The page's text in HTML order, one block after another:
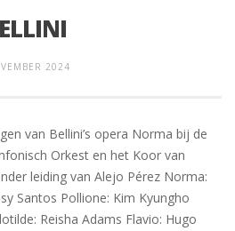
2024
van Bellini’s opera Norma bij de
Orkest en het Koor van
leiding van Alejo Pérez Norma:
Santos Pollione: Kim Kyungho
Reisha Adams Flavio: Hugo